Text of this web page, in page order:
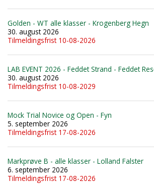
Golden - WT alle klasser - Krogenberg Hegn
30. august 2026
Tilmeldingsfrist 10-08-2026
LAB EVENT 2026 - Feddet Strand - Feddet
30. august 2026
Tilmeldingsfrist 10-08-2029
Mock Trial Novice og Open - Fyn
5. september 2026
Tilmeldingsfrist 17-08-2026
Markprøve B - alle klasser - Lolland Falster
6. september 2026
Tilmeldingsfrist 17-08-2026